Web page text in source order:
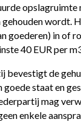
gehouden
goederen) in of
40 EUR per
bevestigt de
goede staat en
mag
enkele